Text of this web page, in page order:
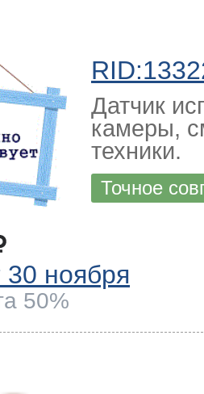
Датчик
камеры,
техники.
Точное
30 ноября
50%